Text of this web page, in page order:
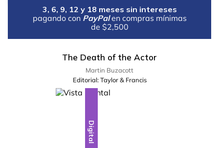
3, 6, 9, 12 y 18 meses sin intereses
pagando con PayPal en compras mínimas
de $2,500
The Death of the Actor
Martin Buzacott
Editorial: Taylor & Francis
Digital